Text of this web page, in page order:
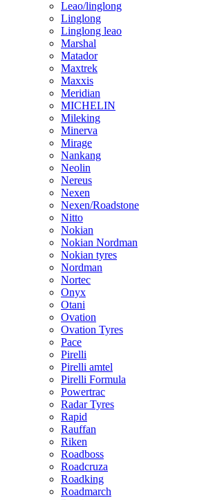
Leao/linglong
Linglong
Linglong leao
Marshal
Matador
Maxtrek
Maxxis
Meridian
MICHELIN
Mileking
Minerva
Mirage
Nankang
Neolin
Nereus
Nexen
Nexen/Roadstone
Nitto
Nokian
Nokian Nordman
Nokian tyres
Nordman
Nortec
Onyx
Otani
Ovation
Ovation Tyres
Pace
Pirelli
Pirelli amtel
Pirelli Formula
Powertrac
Radar Tyres
Rapid
Rauffan
Riken
Roadboss
Roadcruza
Roadking
Roadmarch